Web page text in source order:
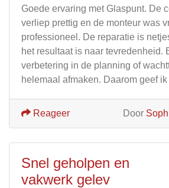
Goede ervaring met Glaspunt. De
verliep prettig en de monteur was
professioneel. De reparatie is
het resultaat is naar tevredenheid.
verbetering in de planning of
helemaal afmaken. Daarom geef ik
Door
Reageer
Snel geholpen en
vakwerk gelev